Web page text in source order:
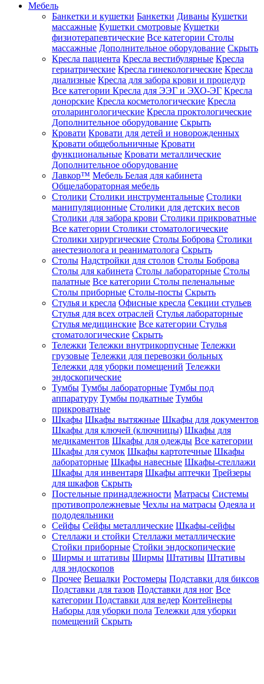
Мебель
Банкетки и кушетки Банкетки Диваны Кушетки
массажные Кушетки смотровые Кушетки
физиотерапевтические Все категории Столы
массажные Дополнительное оборудование Скрыть
Кресла пациента Кресла вестибулярные Кресла
гериатрические Кресла гинекологические Кресла
диализные Кресла для забора крови и процедур
Все категории Кресла для ЭЭГ и ЭХО-ЭГ Кресла
донорские Кресла косметологические Кресла
отоларингологические Кресла проктологические
Дополнительное оборудование Скрыть
Кровати Кровати для детей и новорожденных
Кровати общебольничные Кровати
функциональные Кровати металлические
Дополнительное оборудование
Лавкор™ Мебель Белая для кабинета
Общелабораторная мебель
Столики Столики инструментальные Столики
манипуляционные Столики для детских весов
Столики для забора крови Столики прикроватные
Все категории Столики стоматологические
Столики хирургические Столы Боброва Столики
анестезиолога и реаниматолога Скрыть
Столы Надстройки для столов Столы Боброва
Столы для кабинета Столы лабораторные Столы
палатные Все категории Столы пеленальные
Столы приборные Столы-посты Скрыть
Стулья и кресла Офисные кресла Секции стульев
Стулья для всех отраслей Стулья лабораторные
Стулья медицинские Все категории Стулья
стоматологические Скрыть
Тележки Тележки внутрикорпусные Тележки
грузовые Тележки для перевозки больных
Тележки для уборки помещений Тележки
эндоскопические
Тумбы Тумбы лабораторные Тумбы под
аппаратуру Тумбы подкатные Тумбы
прикроватные
Шкафы Шкафы вытяжные Шкафы для документов
Шкафы для ключей (ключницы) Шкафы для
медикаментов Шкафы для одежды Все категории
Шкафы для сумок Шкафы картотечные Шкафы
лабораторные Шкафы навесные Шкафы-стеллажи
Шкафы для инвентаря Шкафы аптечки Трейзеры
для шкафов Скрыть
Постельные принадлежности Матрасы Системы
противопролежневые Чехлы на матрасы Одеяла и
пододеяльники
Сейфы Сейфы металлические Шкафы-сейфы
Стеллажи и стойки Стеллажи металлические
Стойки приборные Стойки эндоскопические
Ширмы и штативы Ширмы Штативы Штативы
для эндоскопов
Прочее Вешалки Ростомеры Подставки для биксов
Подставки для тазов Подставки для ног Все
категории Подставки для ведер Контейнеры
Наборы для уборки пола Тележки для уборки
помещений Скрыть